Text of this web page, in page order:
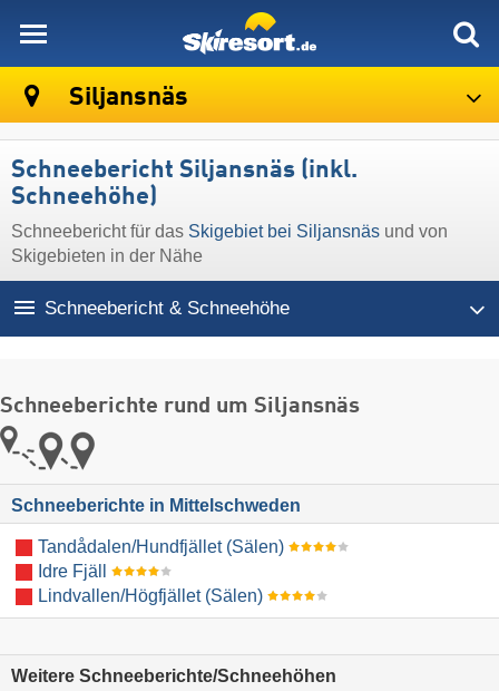
Siljansnäs
Schneebericht Siljansnäs (inkl.
Schneehöhe)
Schneebericht für das Skigebiet bei Siljansnäs und von
Skigebieten in der Nähe
Schneebericht & Schneehöhe
Schneeberichte rund um Siljansnäs
Schneeberichte in Mittelschweden
Tandådalen/​Hundfjället (Sälen)
Idre Fjäll
Lindvallen/​Högfjället (Sälen)
Weitere Schneeberichte/Schneehöhen